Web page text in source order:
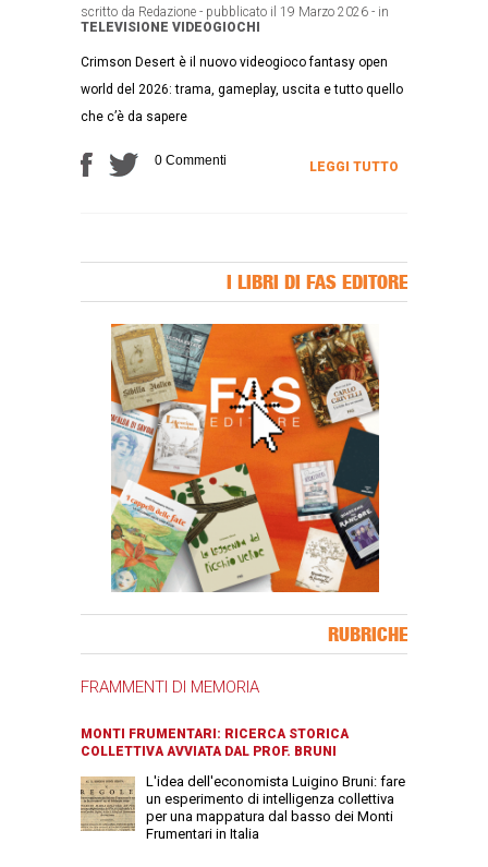
scritto da Redazione - pubblicato il 19 Marzo 2026 - in
TELEVISIONE VIDEOGIOCHI
Crimson Desert è il nuovo videogioco fantasy open
world del 2026: trama, gameplay, uscita e tutto quello
che c’è da sapere
0 Commenti LEGGI TUTTO
I LIBRI DI FAS EDITORE
RUBRICHE
FRAMMENTI DI MEMORIA
MONTI FRUMENTARI: RICERCA STORICA
COLLETTIVA AVVIATA DAL PROF. BRUNI
L'idea dell'economista Luigino Bruni: fare
un esperimento di intelligenza collettiva
per una mappatura dal basso dei Monti
Frumentari in Italia